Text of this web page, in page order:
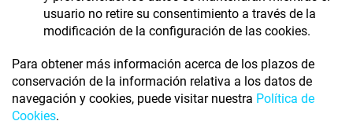
usuario no retire su consentimiento a través de la
modificación de la configuración de las cookies.
Para obtener más información acerca de los plazos de
conservación de la información relativa a los datos de
navegación y cookies, puede visitar nuestra Política de
Cookies.